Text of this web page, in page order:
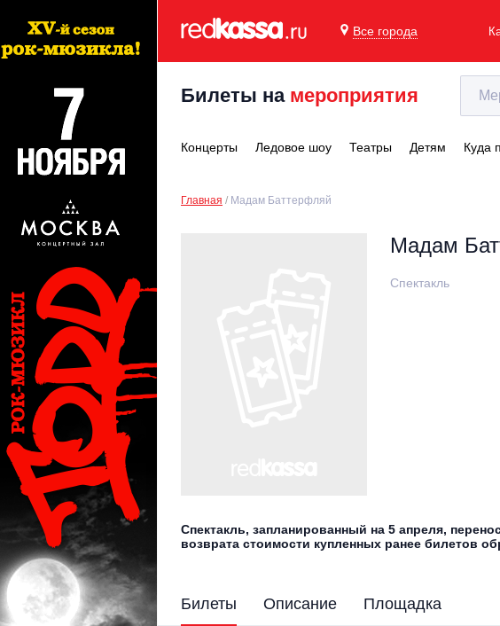
Все города
Билеты на мероприятия
Концерты Ледовое шоу Театры Детям Куда
Главная Мадам Баттерфляй
Мадам
Спектакль
Спектакль, запланированный на 5 апреля,
возврата стоимости купленных ранее билетов
Билеты Описание Площадка